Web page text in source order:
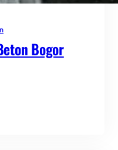
Bogor